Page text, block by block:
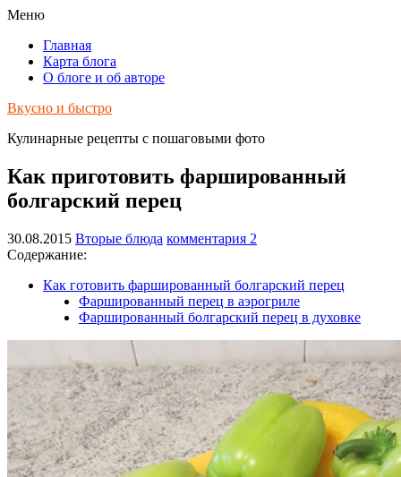
Меню
Главная
Карта блога
О блоге и об авторе
Вкусно и быстро
Кулинарные рецепты с пошаговыми фото
Как приготовить фаршированный
болгарский перец
30.08.2015 Вторые блюда комментария 2
Содержание:
Как готовить фаршированный болгарский перец
Фаршированный перец в аэрогриле
Фаршированный болгарский перец в духовке